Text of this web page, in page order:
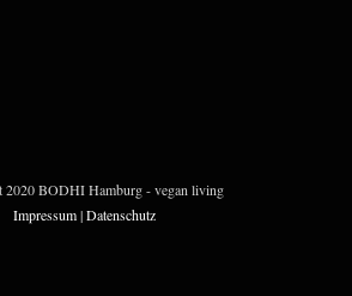
2020 BODHI Hamburg - vegan living
Impressum|Datenschutz